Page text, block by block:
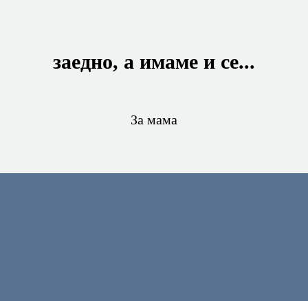
заедно, а имаме и се...
За мама